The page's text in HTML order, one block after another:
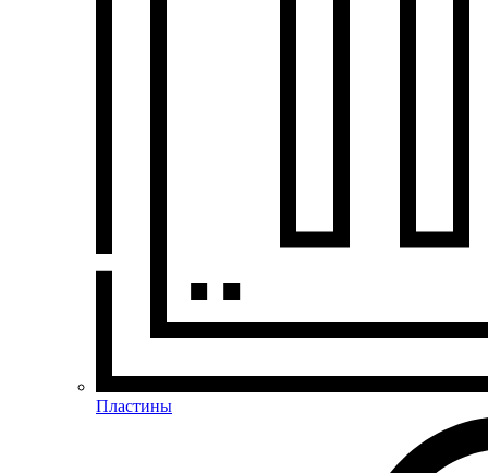
Пластины